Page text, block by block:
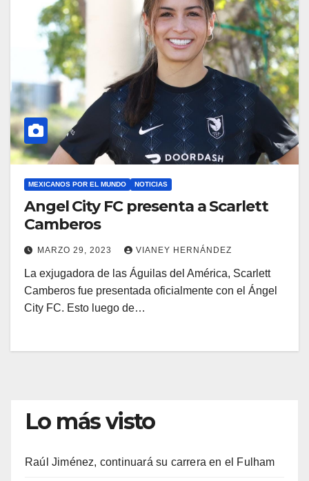
MEXICANOS POR EL MUNDO NOTICIAS
Angel City FC presenta a Scarlett
Camberos
MARZO 29, 2023 VIANEY HERNÁNDEZ
La exjugadora de las Águilas del América, Scarlett
Camberos fue presentada oficialmente con el Ángel
City FC. Esto luego de…
Lo más visto
Raúl Jiménez, continuará su carrera en el Fulham